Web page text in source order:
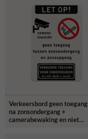
Verkeersbord geen toegang
na zonsondergang +
camerabewaking en niet